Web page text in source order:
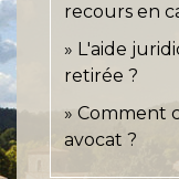
recours en
L'aide
retirée ?
Comment
avocat ?